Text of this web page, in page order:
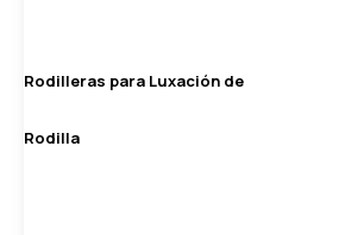
Rodilleras para Luxación de
Rodilla